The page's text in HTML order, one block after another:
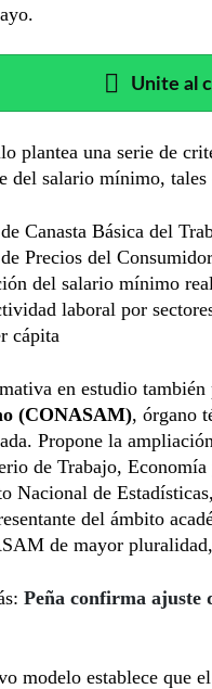
Unite al
plantea una serie de
del salario mínimo, tales
Canasta Básica del
Precios del
del salario mínimo real
laboral por
cápita
en estudio también
(CONASAM), órgano
Propone la
de Trabajo,
Nacional de
del ámbito
de mayor
Peña confirma ajuste
modelo establece que